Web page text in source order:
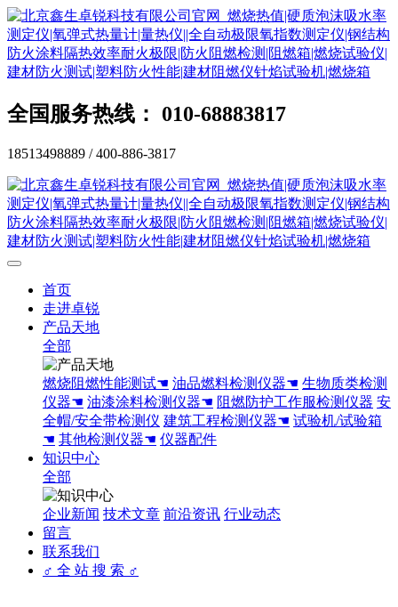
全国服务热线： 010-68883817
18513498889 / 400-886-3817
首页
走进卓锐
产品天地
全部
燃烧阻燃性能测试☚ 油品燃料检测仪器☚ 生物质类检测
仪器☚ 油漆涂料检测仪器☚ 阻燃防护工作服检测仪器 安
全帽/安全带检测仪 建筑工程检测仪器☚ 试验机/试验箱
☚ 其他检测仪器☚ 仪器配件
知识中心
全部
企业新闻 技术文章 前沿资讯 行业动态
留言
联系我们
♂ 全 站 搜 索 ♂